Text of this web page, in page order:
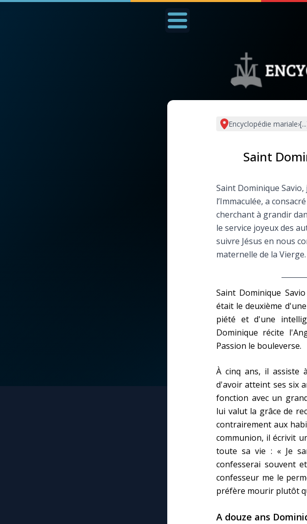
Nous soutenir À
Prier au quotidien
Les premiers samedis
Marie qui défait les
Me consacrer à Jésus
Mes intentions de
Une Minute avec Marie
◼︎À la une
Contact
Faire un
Encyclopédie mariale›
Saint
Saint Dominique
l’Immaculée, a
cherchant à grandir
le service joyeux des
suivre Jésus en nous
maternelle de la Vierge.
Saint Dominique
était le deuxième
piété et d'une
Dominique récite
Passion le bouleverse.
À cinq ans, il assiste
d'avoir atteint ses six
fonction avec un
lui valut la grâce de
contrairement aux
communion, il écrivit
toute sa vie : « Je
confesserai souvent
confesseur me le
préfère mourir plutôt
A douze ans